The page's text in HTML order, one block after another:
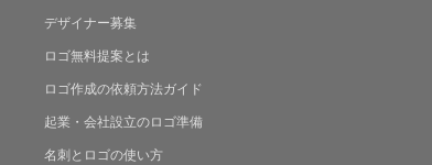
デザイナー募集
ロゴ無料提案とは
ロゴ作成の依頼方法ガイド
起業・会社設立のロゴ準備
名刺とロゴの使い方